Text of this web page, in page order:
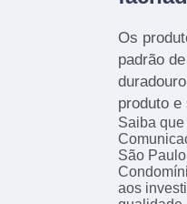
Os
padrão
produto
Saiba
São
aos